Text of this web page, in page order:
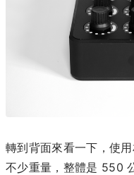
轉到背面來看一下，使
不少重量，整體是 550